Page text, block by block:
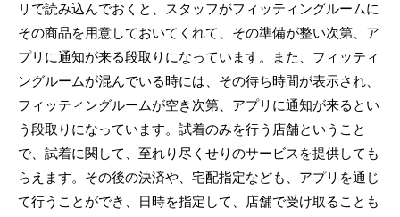
リで読み込んでおくと、スタッフがフィッティングルームに
その商品を用意しておいてくれて、その準備が整い次第、ア
プリに通知が来る段取りになっています。また、フィッティ
ングルームが混んでいる時には、その待ち時間が表示され、
フィッティングルームが空き次第、アプリに通知が来るとい
う段取りになっています。試着のみを行う店舗ということ
で、試着に関して、至れり尽くせりのサービスを提供しても
らえます。その後の決済や、宅配指定なども、アプリを通じ
て行うことができ、日時を指定して、店舗で受け取ることも